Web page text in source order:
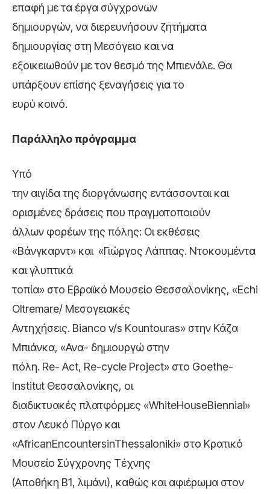
επαφή με τα έργα σύγχρονων
δημιουργών, να διερευνήσουν ζητήματα
δημιουργίας στη Μεσόγειο και να
εξοικειωθούν με τον θεσμό της Μπιενάλε. Θα
υπάρξουν επίσης ξεναγήσεις για το
ευρύ κοινό.
Παράλληλο πρόγραμμα
Υπό
την αιγίδα της διοργάνωσης εντάσσονται και
ορισμένες δράσεις που πραγματοποιούν
άλλων φορέων της πόλης: Οι εκθέσεις
«Βάνγκαρντ» και«Γιώργος Λάππας. Ντοκουμέντα
και γλυπτικά
τοπία» στο Εβραϊκό Μουσείο Θεσσαλονίκης, «Echi
Οltremare/ Μεσογειακές
Αντηχήσεις. Bianco v/s Κountouras» στην Κάζα
Μπιάνκα, «Ανα- δημιουργώ στην
πόλη. Re- Act, Re-cycle Project» στο Goethe-
Institut Θεσσαλονίκης, οι
διαδικτυακές πλατφόρμες «WhiteHouseBiennial»
στον Λευκό Πύργο και
«AfricanEncountersinThessaloniki» στο Κρατικό
Μουσείο Σύγχρονης Τέχνης
(Αποθήκη Β1, λιμάνι), καθώς και αφιέρωμα στον